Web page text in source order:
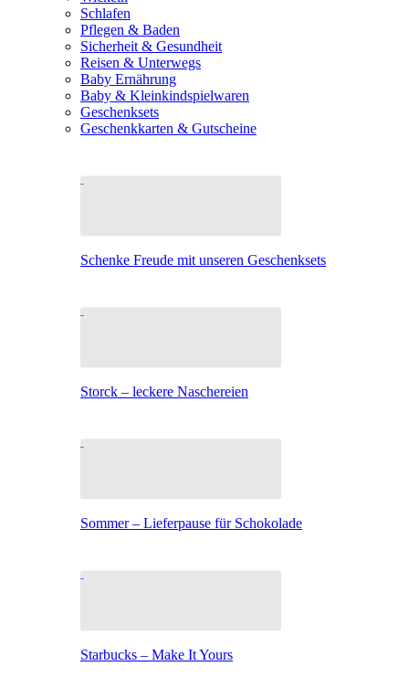
Schlafen
Pflegen & Baden
Sicherheit & Gesundheit
Reisen & Unterwegs
Baby Ernährung
Baby & Kleinkindspielwaren
Geschenksets
Geschenkkarten & Gutscheine
Schenke Freude mit unseren Geschenksets
Storck – leckere Naschereien
Sommer – Lieferpause für Schokolade
Starbucks – Make It Yours